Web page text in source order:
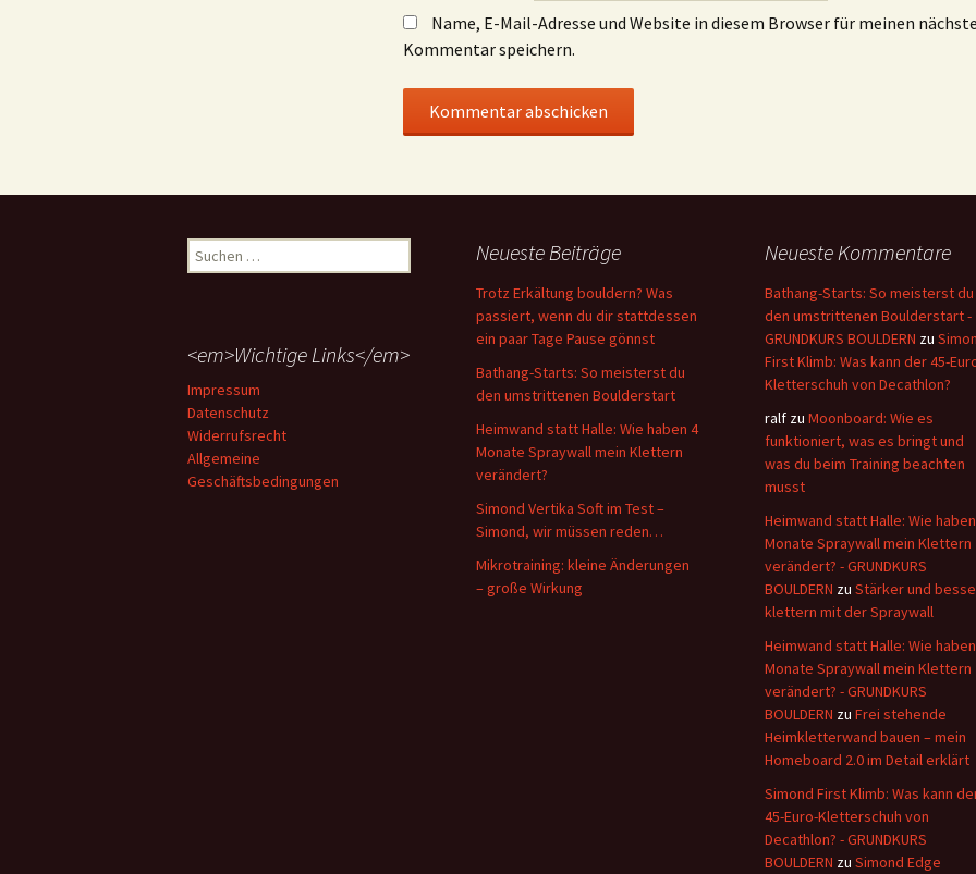
Name, E-Mail-Adresse und Website in diesem Browser für meinen
Kommentar speichern.
Suchen
nach:
Neueste Beiträge
Trotz Erkältung bouldern? Was
passiert, wenn du dir stattdessen
ein paar Tage Pause gönnst
Bathang-Starts: So meisterst du
den umstrittenen Boulderstart
Heimwand statt Halle: Wie haben 4
Monate Spraywall mein Klettern
verändert?
Simond Vertika Soft im Test –
Simond, wir müssen reden…
Mikrotraining: kleine Änderungen
– große Wirkung
Neueste Kommentare
Bathang-Starts: So meisterst du
den umstrittenen Boulderstart -
GRUNDKURS BOULDERN zu
First Klimb: Was kann der 45-
Kletterschuh von Decathlon?
ralf zu Moonboard: Wie es
funktioniert, was es bringt und
was du beim Training beachten
musst
Heimwand statt Halle: Wie
Monate Spraywall mein Klettern
verändert? - GRUNDKURS
BOULDERN zu Stärker und
klettern mit der Spraywall
Heimwand statt Halle: Wie
Monate Spraywall mein Klettern
verändert? - GRUNDKURS
BOULDERN zu Frei stehende
Heimkletterwand bauen – mein
Homeboard 2.0 im Detail erklärt
Simond First Klimb: Was kann
45-Euro-Kletterschuh von
Decathlon? - GRUNDKURS
BOULDERN zu Simond Edge
<em>Wichtige Links</em>
Impressum
Datenschutz
Widerrufsrecht
Allgemeine
Geschäftsbedingungen